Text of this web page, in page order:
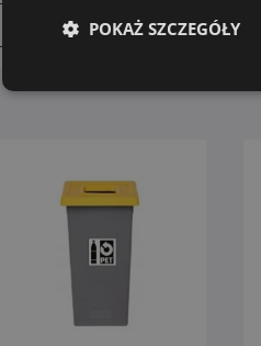
Dodaj do koszyka
POKAŻ SZCZEGÓŁY